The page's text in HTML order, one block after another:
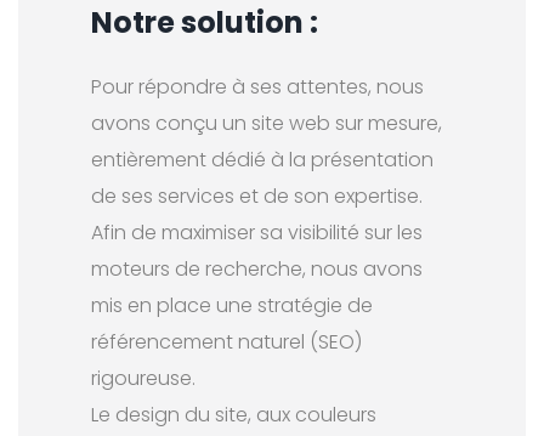
Notre solution :
Pour répondre à ses attentes, nous
avons conçu un site web sur mesure,
entièrement dédié à la présentation
de ses services et de son expertise.
Afin de maximiser sa visibilité sur les
moteurs de recherche, nous avons
mis en place une stratégie de
référencement naturel (SEO)
rigoureuse.
Le design du site, aux couleurs